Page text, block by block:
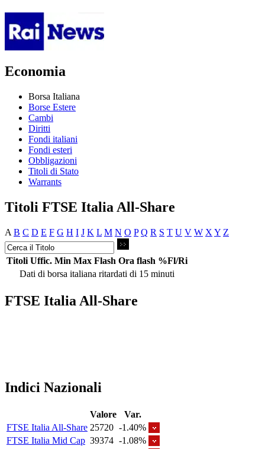
Economia
Borsa Italiana
Borse Estere
Cambi
Diritti
Fondi italiani
Fondi esteri
Obbligazioni
Titoli di Stato
Warrants
Titoli FTSE Italia All-Share
A B C D E F G H I J K L M N O P Q R S T U V W X Y Z
Titoli Uffic. Min Max Flash Ora flash %Fl/Ri
Dati di borsa italiana ritardati di 15 minuti
FTSE Italia All-Share
Indici Nazionali
Valore
Var.
FTSE Italia All-Share 25720 -1.40%
FTSE Italia Mid Cap 39374 -1.08%